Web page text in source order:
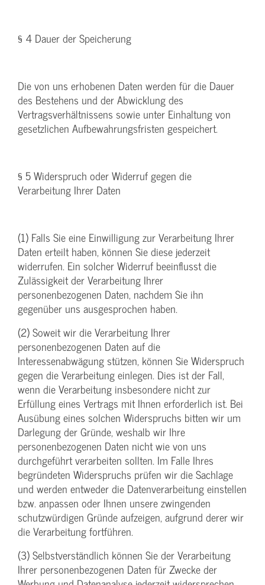
§ 4 Dauer der Speicherung
Die von uns erhobenen Daten werden für die Dauer
des Bestehens und der Abwicklung des
Vertragsverhältnissens sowie unter Einhaltung von
gesetzlichen Aufbewahrungsfristen gespeichert.
§ 5 Widerspruch oder Widerruf gegen die
Verarbeitung Ihrer Daten
(1) Falls Sie eine Einwilligung zur Verarbeitung Ihrer
Daten erteilt haben, können Sie diese jederzeit
widerrufen. Ein solcher Widerruf beeinflusst die
Zulässigkeit der Verarbeitung Ihrer
personenbezogenen Daten, nachdem Sie ihn
gegenüber uns ausgesprochen haben.
(2) Soweit wir die Verarbeitung Ihrer
personenbezogenen Daten auf die
Interessenabwägung stützen, können Sie Widerspruch
gegen die Verarbeitung einlegen. Dies ist der Fall,
wenn die Verarbeitung insbesondere nicht zur
Erfüllung eines Vertrags mit Ihnen erforderlich ist. Bei
Ausübung eines solchen Widerspruchs bitten wir um
Darlegung der Gründe, weshalb wir Ihre
personenbezogenen Daten nicht wie von uns
durchgeführt verarbeiten sollten. Im Falle Ihres
begründeten Widerspruchs prüfen wir die Sachlage
und werden entweder die Datenverarbeitung einstellen
bzw. anpassen oder Ihnen unsere zwingenden
schutzwürdigen Gründe aufzeigen, aufgrund derer wir
die Verarbeitung fortführen.
(3) Selbstverständlich können Sie der Verarbeitung
Ihrer personenbezogenen Daten für Zwecke der